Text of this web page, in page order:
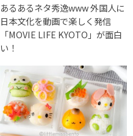
あるあるネタ秀逸www 外国人に
日本文化を動画で楽しく発信
「MOVIE LIFE KYOTO」が面白
い！